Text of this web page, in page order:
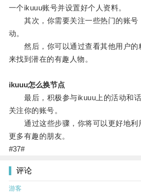
一个ikuuu账号并设置好个人资料。
其次，你需要关注一些热门的账号
动。
然后，你可以通过查看其他用户的
来找到潜在的有趣人物。
ikuuu怎么换节点
最后，积极参与ikuuu上的活动和话
关注你的账号。
通过这些步骤，你将可以更好地利
更多有趣的朋友。
#37#
评论
游客